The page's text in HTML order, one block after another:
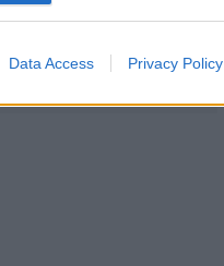
Data Access Privacy Policy